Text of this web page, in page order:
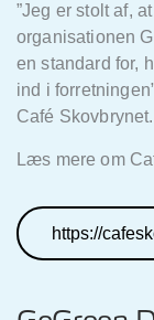
”Jeg er stolt af,
organisationen
en standard for,
ind i
Café Skovbrynet.
Læs mere om
https://